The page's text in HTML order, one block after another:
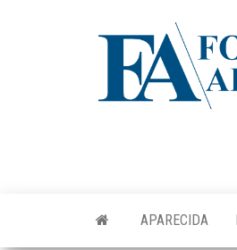
APARECIDA